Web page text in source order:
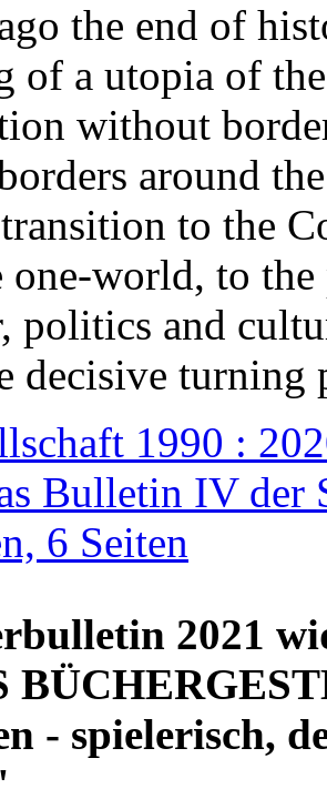
the end of
of a utopia of
without
around
to the
one-world, to the
politics and
decisive turning
1990 :
Bulletin IV der
6 Seiten
2021
- spielerisch,